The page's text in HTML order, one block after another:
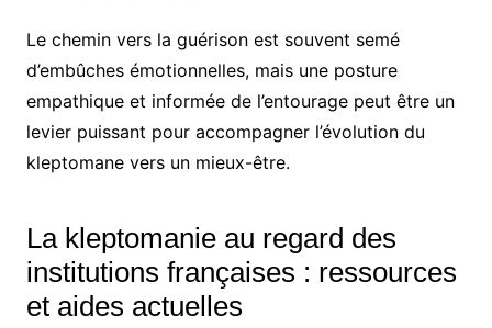
Le chemin vers la guérison est souvent semé
d’embûches émotionnelles, mais une posture
empathique et informée de l’entourage peut être un
levier puissant pour accompagner l’évolution du
kleptomane vers un mieux-être.
La kleptomanie au regard des
institutions françaises : ressources
et aides actuelles